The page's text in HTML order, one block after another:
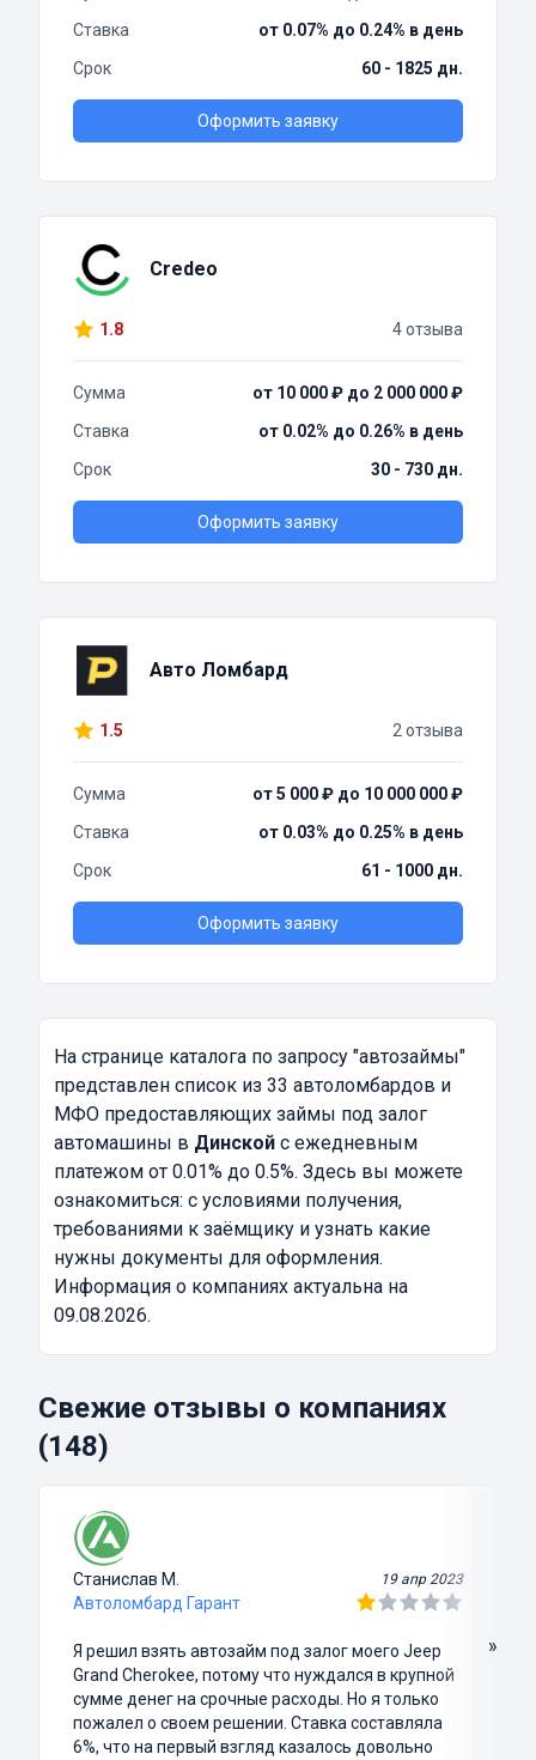
Ставка
от 0.07% до 0.24% в день
Срок
60 - 1825 дн.
Оформить заявку
Credeo
1.8 4 отзыва
Сумма
от 10 000 ₽ до 2 000 000 ₽
Ставка
от 0.02% до 0.26% в день
Срок
30 - 730 дн.
Оформить заявку
Авто Ломбард
1.5 2 отзыва
Сумма
от 5 000 ₽ до 10 000 000 ₽
Ставка
от 0.03% до 0.25% в день
Срок
61 - 1000 дн.
Оформить заявку
На странице каталога по запросу "автозаймы"
представлен список из 33 автоломбардов и
МФО предоставляющих займы под залог
автомашины в Динской с ежедневным
платежом от 0.01% до 0.5%. Здесь вы можете
ознакомиться: с условиями получения,
требованиями к заёмщику и узнать какие
нужны документы для оформления.
Информация о компаниях актуальна на
09.08.2026.
Свежие отзывы о компаниях
(148)
Станислав М. 19 апр 2023
Автоломбард Гарант
Я решил взять автозайм под залог моего Jeep
Grand Cherokee, потому что нуждался в крупной
сумме денег на срочные расходы. Но я только
пожалел о своем решении. Ставка составляла
6%, что на первый взгляд казалось довольно
»